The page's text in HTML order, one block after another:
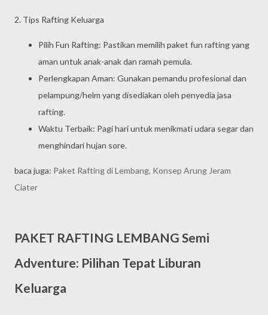
2. Tips Rafting Keluarga
Pilih Fun Rafting: Pastikan memilih paket fun rafting yang
aman untuk anak-anak dan ramah pemula.
Perlengkapan Aman: Gunakan pemandu profesional dan
pelampung/helm yang disediakan oleh penyedia jasa
rafting.
Waktu Terbaik: Pagi hari untuk menikmati udara segar dan
menghindari hujan sore.
baca juga: Paket Rafting di Lembang, Konsep Arung Jeram
Ciater
PAKET RAFTING LEMBANG Semi
Adventure: Pilihan Tepat Liburan
Keluarga